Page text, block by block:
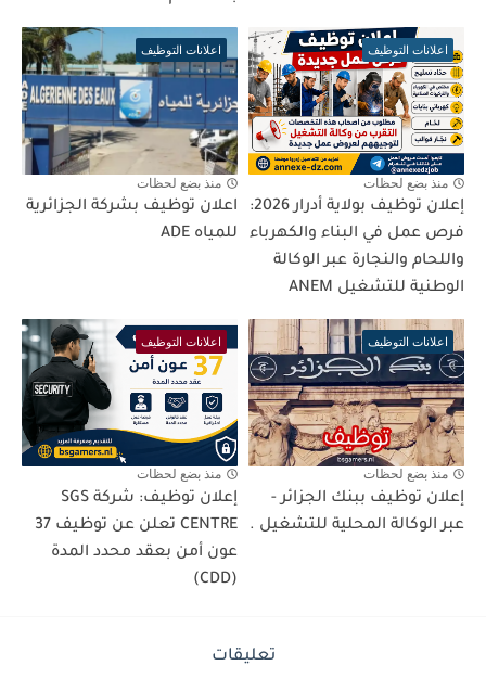
اعلانات التوظيف
منذ بضع لحظات
إعلان توظيف بولاية أدرار 2026:
فرص عمل في البناء والكهرباء
واللحام والنجارة عبر الوكالة
الوطنية للتشغيل ANEM
اعلانات التوظيف
منذ بضع لحظات
اعلان توظيف بشركة الجزائرية
للمياه ADE
اعلانات التوظيف
منذ بضع لحظات
إعلان توظيف ببنك الجزائر -
عبر الوكالة المحلية للتشغيل .
اعلانات التوظيف
منذ بضع لحظات
إعلان توظيف: شركة SGS
CENTRE تعلن عن توظيف 37
عون أمن بعقد محدد المدة
(CDD)
تعليقات